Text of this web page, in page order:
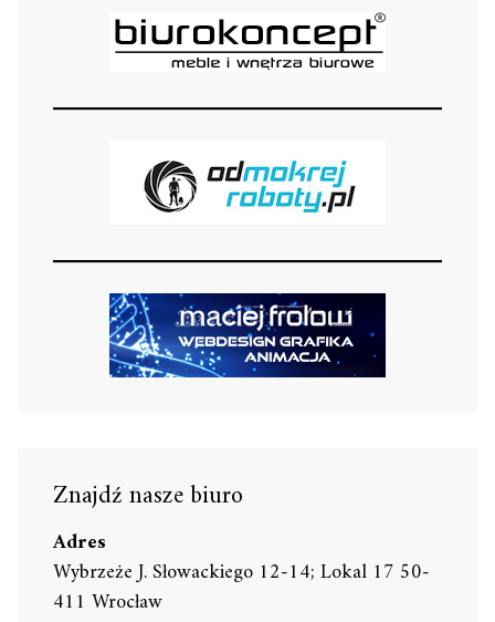
Znajdź nasze biuro
Adres
Wybrzeże J. Słowackiego 12-14; Lokal 17 50-
411 Wrocław